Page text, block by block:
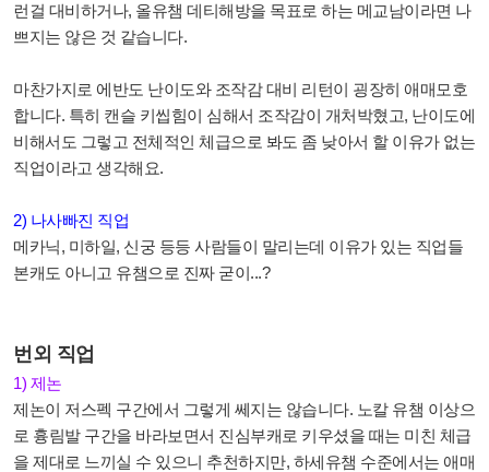
런걸 대비하거나, 올유챔 데티해방을 목표로 하는 메교남이라면 나
쁘지는 않은 것 같습니다.
마찬가지로 에반도 난이도와 조작감 대비 리턴이 굉장히 애매모호
합니다. 특히 캔슬 키씹힘이 심해서 조작감이 개처박혔고, 난이도에
비해서도 그렇고 전체적인 체급으로 봐도 좀 낮아서 할 이유가 없는
직업이라고 생각해요.
2) 나사빠진 직업
메카닉, 미하일, 신궁 등등 사람들이 말리는데 이유가 있는 직업들
본캐도 아니고 유챔으로 진짜 굳이...?
번외 직업
1) 제논
제논이 저스펙 구간에서 그렇게 쎄지는 않습니다. 노칼 유챔 이상으
로 흉림발 구간을 바라보면서 진심부캐로 키우셨을 때는 미친 체급
을 제대로 느끼실 수 있으니 추천하지만, 하세유챔 수준에서는 애매